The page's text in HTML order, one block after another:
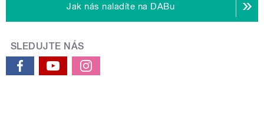
Jak nás naladíte na DABu
SLEDUJTE NÁS